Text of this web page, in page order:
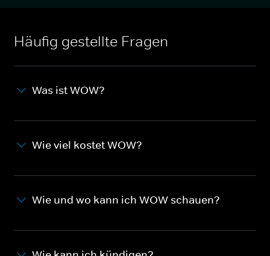
Häufig gestellte Fragen
Was ist WOW?
Wie viel kostet WOW?
Wie und wo kann ich WOW schauen?